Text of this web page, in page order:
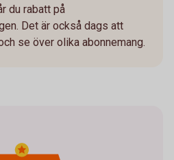
du rabatt på
Det är också dags att
se över olika abonnemang.